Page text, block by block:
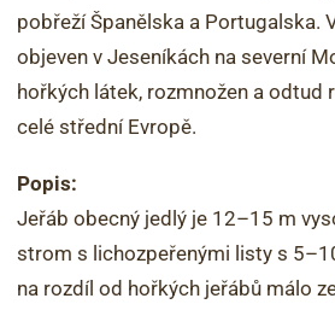
pobřeží Španělska a Portugalska.
objeven v Jeseníkách na severní
hořkých látek, rozmnožen a odtud
celé střední Evropě.
Popis:
Jeřáb obecný jedlý je 12–15 m
strom s lichozpeřenými listy s
na rozdíl od hořkých jeřábů málo